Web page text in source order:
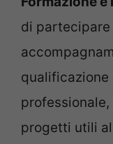
di
progetti utili